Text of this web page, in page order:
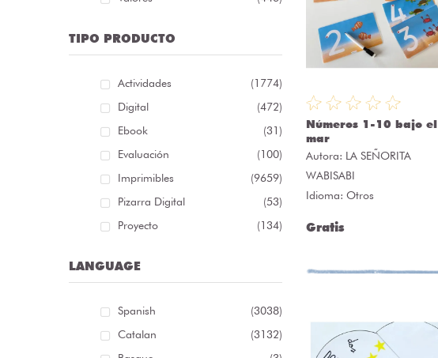
TIPO PRODUCTO
Actividades
(1774)
Digital
(472)
Ebook
(31)
Evaluación
(100)
Imprimibles
(9659)
Pizarra Digital
(53)
Proyecto
(134)
LANGUAGE
Spanish
(3038)
Catalan
(3132)
Números 1-10 bajo el
mar
Autora: LA SEÑORITA
WABISABI
Idioma: Otros
Gratis